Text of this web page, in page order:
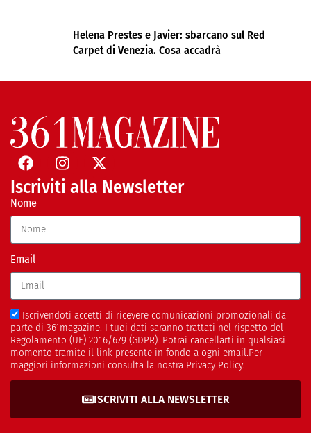
Helena Prestes e Javier: sbarcano sul Red
Carpet di Venezia. Cosa accadrà
Iscriviti alla Newsletter
Nome
Email
Iscrivendoti accetti di ricevere comunicazioni promozionali da
parte di 361magazine. I tuoi dati saranno trattati nel rispetto del
Regolamento (UE) 2016/679 (GDPR). Potrai cancellarti in qualsiasi
momento tramite il link presente in fondo a ogni email.Per
maggiori informazioni consulta la nostra Privacy Policy.
ISCRIVITI ALLA NEWSLETTER